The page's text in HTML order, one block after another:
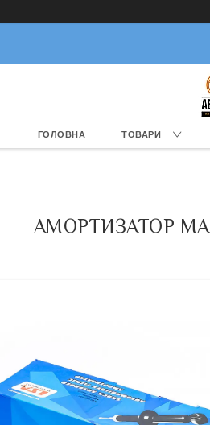
ГОЛОВНА ТОВАРИ
АМОРТИЗАТОР